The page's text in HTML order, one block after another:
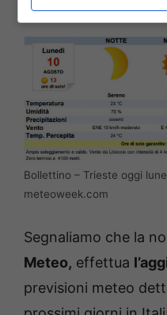
Bollettino – Trieste oggi
meteoweek.com
Segnaliamo che la
Meteo, effettua
previsioni meteo